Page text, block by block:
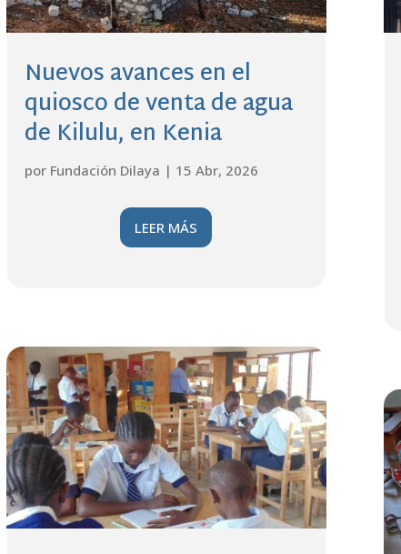
Nuevos avances en el
quiosco de venta de agua
de Kilulu, en Kenia
por Fundación Dilaya | 15 Abr, 2026
LEER MÁS